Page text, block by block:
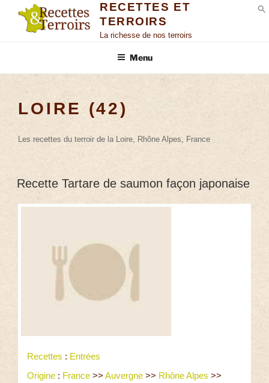
RECETTES ET
TERROIRS
La richesse de nos terroirs
Menu
LOIRE (42)
Les recettes du terroir de la Loire, Rhône Alpes, France
Recette Tartare de saumon façon japonaise
Recettes : Entrées
Origine : France >> Auvergne >> Rhône Alpes >>